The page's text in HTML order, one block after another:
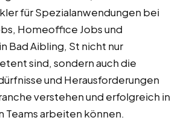
für Spezialanwendungen bei
Homeoffice Jobs und
Bad Aibling, St nicht nur
sind, sondern auch die
und Herausforderungen
verstehen und erfolgreich in
Teams arbeiten können.